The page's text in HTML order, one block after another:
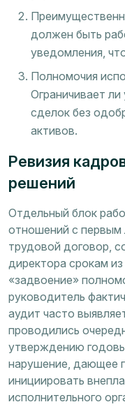
должен быть
уведомления,
Полномочия
Ограничивает
сделок без
активов.
Ревизия
решений
Отдельный блок
отношений с
трудовой договор,
директора срокам
«задвоение»
руководитель
аудит часто
проводились
утверждению
нарушение, дающее
инициировать
исполнительного